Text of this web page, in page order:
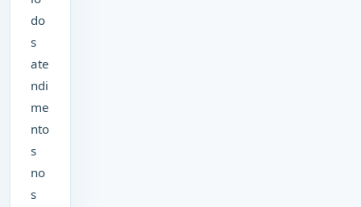
do
s
ate
ndi
me
nto
s
no
s